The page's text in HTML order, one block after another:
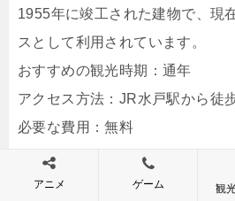
1955年に竣工された建物で、現
スとして利用されています。
おすすめの観光時期：通年
アクセス方法：JR水戸駅から徒
必要な費用：無料
★アクアワールド茨城県大洗水
アニメ ゲーム 観